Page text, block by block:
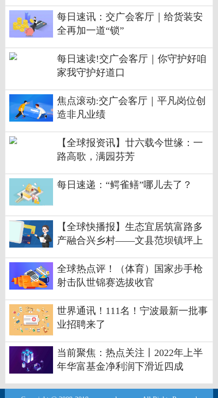
每日速讯：交广会客厅｜给货装安
全再加一道“锁”
每日速读!交广会客厅｜你守护好咱
家我守护好道口
焦点滚动:交广会客厅｜平凡岗位创
造非凡业绩
【全球报资讯】廿六载今世缘：一
路高歌，满园芬芳
每日速递：“鳄雀鳝”哪儿去了？
【全球快播报】生态宜居筑富路多
产融合兴乡村——文县范坝镇坪上
全球热点评！（体育）国家步手枪
射击队世锦赛选拔收官
世界通讯！111名！宁波最新一批事
业招聘来了
当前聚焦：热点关注丨2022年上半
年华富基金净利润下滑近四成